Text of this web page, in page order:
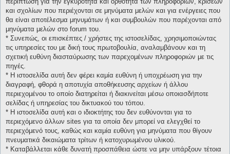
και σχολίων που περιέχονται σε μηνύματα μελών και για ενέργειες που
θα είναι αποτέλεσμα μηνυμάτων ή και συμβουλών που παρέχονται από
μηνύματα μελών στο forum του.
* Συνεπώς, οι επισκέπτες / χρήστες της ιστοσελίδας, χρησιμοποιώντας
τις υπηρεσίες του με δική τους πρωτοβουλία, αναλαμβάνουν και τη
σχετική ευθύνη διασταύρωσης των παρεχομένων πληροφοριών με τις
πηγές.
* H ιστοσελίδα αυτή δεν φέρει καμία ευθύνη ή υποχρέωση για την
διαγραφή, φθορά η αποτυχία αποθήκευσης αρχείων ή άλλου
περιεχομένου το οποίο διατηρείται ή διακινείται μέσω οποιασδήποτε
σελίδας ή υπηρεσίας του δικτυακού του τόπου.
* H ιστοσελίδα αυτή και ο ιδιοκτήτης του δεν ευθύνονται για το
περιεχόμενο άλλων sites για τα οποία δεν μπορεί να ελεγχθεί το
περιεχόμενό τους, καθώς και καμία ευθύνη για μηνύματα που θίγουν
πνευματικά δικαιώματα τρίτων ή κατοχυρωμένου υλικού.
* Καταβάλλεται κάθε δυνατή προσπάθεια ώστε να μην υπάρξουν τέτοια